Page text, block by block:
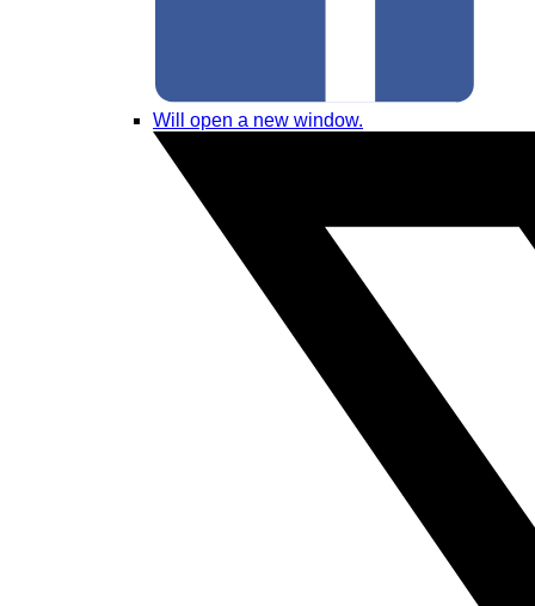
Will open a new window.